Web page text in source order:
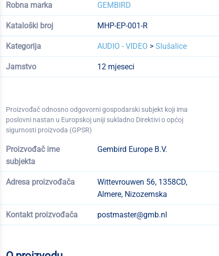
Robna marka GEMBIRD
Kataloški broj MHP-EP-001-R
Kategorija AUDIO - VIDEO > Slušalice
Jamstvo 12 mjeseci
Proizvođač odnosno odgovorni gospodarski subjekt koji ima
poslovni nastan u Europskoj uniji sukladno Direktivi o općoj
sigurnosti proizvoda (GPSR)
Proizvođač ime
subjekta
Gembird Europe B.V.
Adresa proizvođača
Wittevrouwen 56, 1358CD,
Almere, Nizozemska
Kontakt proizvođača postmaster@gmb.nl